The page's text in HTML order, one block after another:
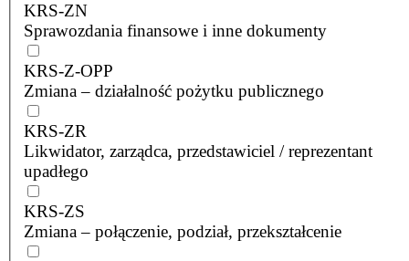
KRS-ZN
Sprawozdania finansowe i inne dokumenty
KRS-Z-OPP
Zmiana – działalność pożytku publicznego
KRS-ZR
Likwidator, zarządca, przedstawiciel / reprezentant
upadłego
KRS-ZS
Zmiana – połączenie, podział, przekształcenie